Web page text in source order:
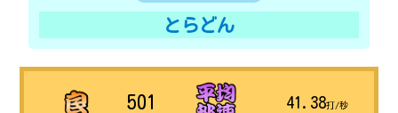
とらどん
501 41.38打/秒